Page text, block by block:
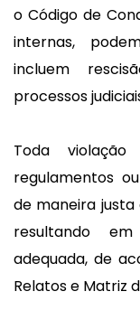
o Código de
internas,
incluem
processos
Toda
regulamentos
de maneira
resultando
adequada, de
Relatos e Matriz